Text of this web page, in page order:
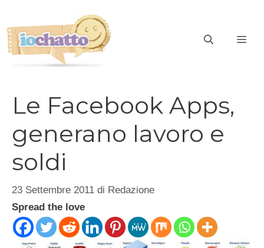
contenuto
Le Facebook Apps,
generano lavoro e
soldi
23 Settembre 2011 di Redazione
Spread the love